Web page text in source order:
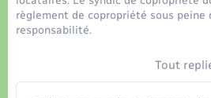
Nouvel habitant
Numérique
règlement de copropriété sous peine
responsabilité.
Tout